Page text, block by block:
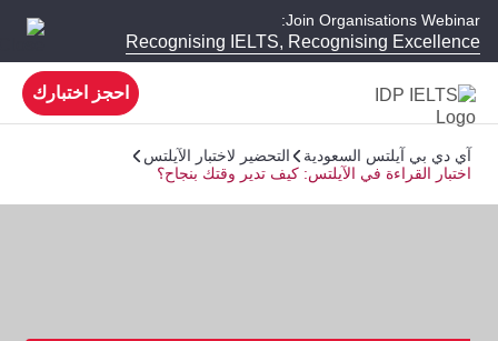
Join Organisations Webinar:
Recognising IELTS, Recognising Excellence
احجز اختبارك
آي دي بي آيلتس السعودية
التحضير لاختبار الآيلتس
اختبار القراءة في الآيلتس: كيف تدير وقتك بنجاح؟